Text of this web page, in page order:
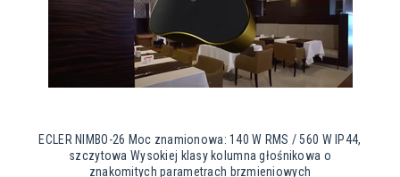
ECLER NIMBO-26 Moc znamionowa: 140 W RMS / 560 W IP44,
szczytowa Wysokiej klasy kolumna głośnikowa o
znakomitych parametrach brzmieniowych